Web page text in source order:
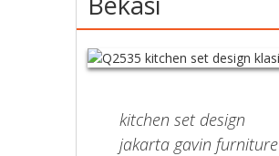
kitchen set design
jakarta gavin furniture